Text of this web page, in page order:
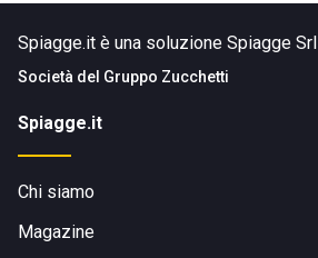
Spiagge.it è una soluzione Spiagge Srl
Società del Gruppo Zucchetti
Spiagge.it
Chi siamo
Magazine